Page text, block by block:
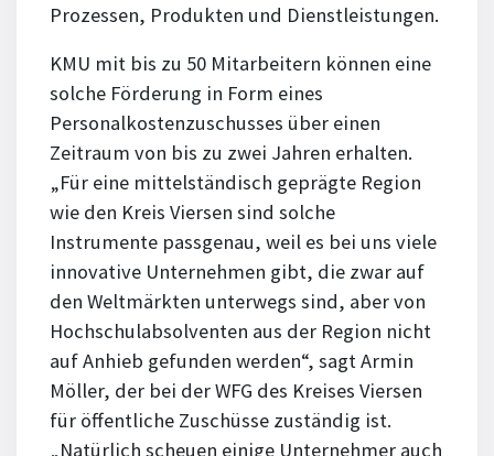
Prozessen, Produkten und Dienstleistungen.
KMU mit bis zu 50 Mitarbeitern können eine
solche Förderung in Form eines
Personalkostenzuschusses über einen
Zeitraum von bis zu zwei Jahren erhalten.
„Für eine mittelständisch geprägte Region
wie den Kreis Viersen sind solche
Instrumente passgenau, weil es bei uns viele
innovative Unternehmen gibt, die zwar auf
den Weltmärkten unterwegs sind, aber von
Hochschulabsolventen aus der Region nicht
auf Anhieb gefunden werden“, sagt Armin
Möller, der bei der WFG des Kreises Viersen
für öffentliche Zuschüsse zuständig ist.
„Natürlich scheuen einige Unternehmer auch